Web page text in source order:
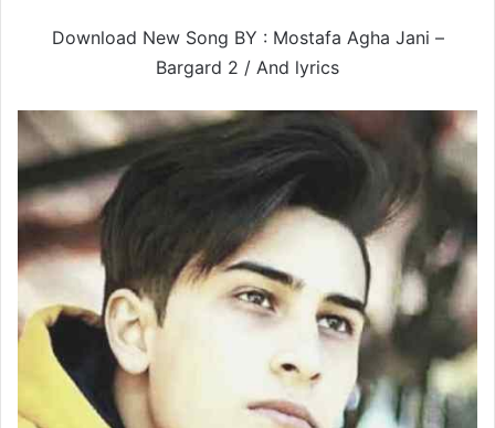
Download New Song BY : Mostafa Agha Jani –
Bargard 2 / And lyrics